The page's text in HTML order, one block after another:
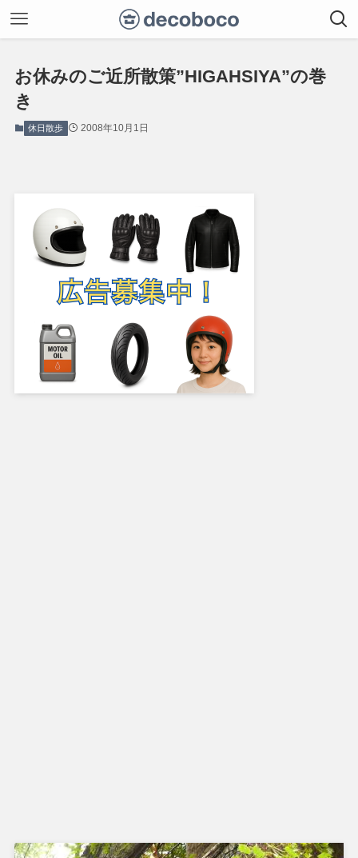
お休みのご近所散策”HIGAHSIYA”の巻
き
休日散歩 2008年10月1日